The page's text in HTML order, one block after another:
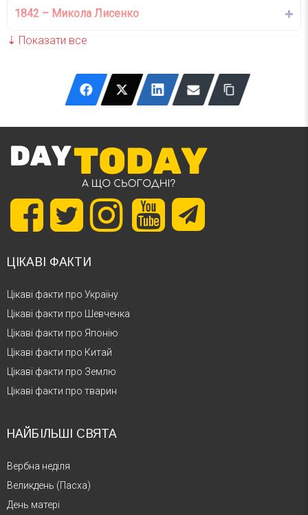
1842 – Микола Лисенко
ЦІКАВІ ФАКТИ
Цікаві факти про Україну
Цікаві факти про Шевченка
Цікаві факти про Японію
Цікаві факти про Китай
Цікаві факти про Землю
Цікаві факти про тварин
НАЙБІЛЬШІ СВЯТА
Вербна неділя
Великдень (Пасха)
День матері